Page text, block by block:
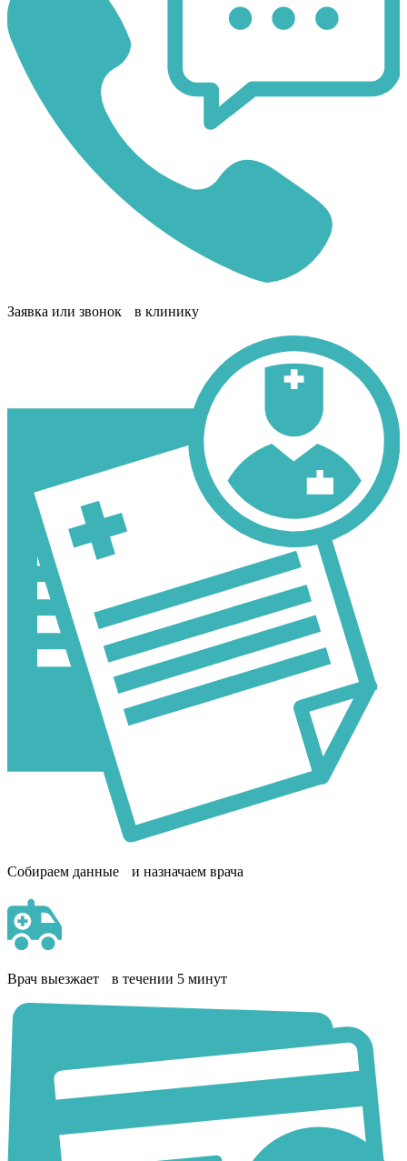
Заявка или звонок в клинику
Собираем данные и назначаем врача
Врач выезжает в течении 5 минут